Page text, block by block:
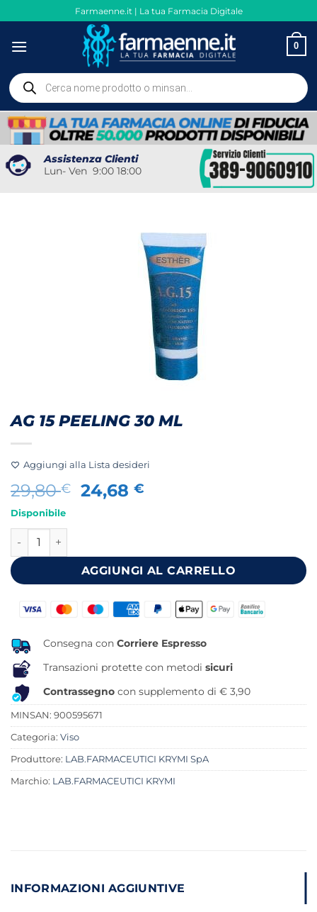
ai
contenuti
Farmaenne.it | La tua Farmacia Digitale
0
Ricerca
prodotti
Assistenza Clienti
Lun- Ven 9:00 18:00
AG 15 PEELING 30 ML
Aggiungi alla Lista desideri
29,80€
Il
29,80 €.
24,68€
24,68 €.
Disponibile
AG 15 PEELING 30 ML quantità
AGGIUNGI AL CARRELLO
Consegna con Corriere Espresso
Transazioni protette con metodi sicuri
Contrassegno con supplemento di € 3,90
MINSAN: 900595671
Categoria: Viso
Produttore: LAB.FARMACEUTICI KRYMI SpA
Marchio: LAB.FARMACEUTICI KRYMI
INFORMAZIONI AGGIUNTIVE